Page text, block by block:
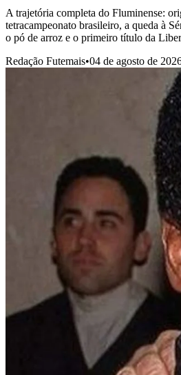
A trajetória completa do Fluminense:
tetracampeonato brasileiro, a queda à
o pó de arroz e o primeiro título da
Redação Futemais•04 de agosto de